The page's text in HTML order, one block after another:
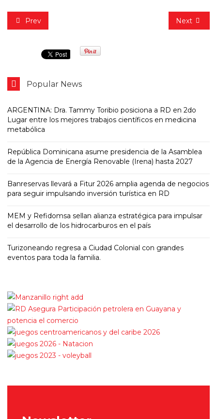
ARGENTINA: Dra. Tammy Toribio posiciona a RD en 2do
Lugar entre los mejores trabajos científicos en medicina
República Dominicana asume presidencia de la Asamblea
Banreservas llevará a Fitur 2026 amplia agenda de negocios
MEM y Refidomsa sellan alianza estratégica para impulsar
Turizoneando regresa a Ciudad Colonial con grandes